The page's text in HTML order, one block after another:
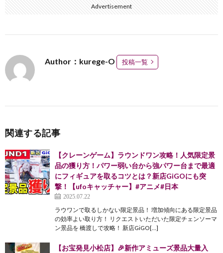
Advertisement
Author：kurege-O 投稿一覧
関連する記事
【クレーンゲーム】ラウンドワン攻略！人気限定景
品の獲り方！パワー弱い台から強パワー台まで最適
にフィギュアを取るコツとは？新店GiGOにも突
撃！【ufoキャッチャー】#アニメ#日本
2025.07.22
ラウワンで取るしかない限定景品！ 増加傾向にある限定景品
の効率よい取り方！ リクエストいただいた限定チェンソーマ
ン景品を 橋渡しで攻略！ 新店GiGO[…]
【お宝発見小松店】🎉新作アミューズ景品大量入